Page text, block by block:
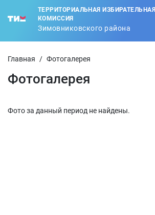
ТЕРРИТОРИАЛЬНАЯ ИЗБИРАТЕЛЬНАЯ
КОМИССИЯ
Зимовниковского района
Главная / Фотогалерея
Фотогалерея
Фото за данный период не найдены.